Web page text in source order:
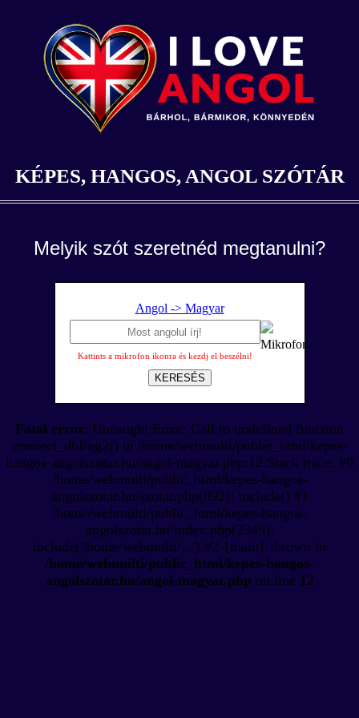
KÉPES, HANGOS, ANGOL SZÓTÁR
Melyik szót szeretnéd megtanulni?
Angol -> Magyar
Kattints a mikrofon ikonra és kezdj el beszélni!
KERESÉS
Fatal error: Uncaught Error: Call to undefined function
connect_dbEng2() in /home/webmulti/public_html/kepes-
hangos-angolszotar.hu/angol-magyar.php:12 Stack trace: #0
/home/webmulti/public_html/kepes-hangos-
angolszotar.hu/szotar.php(892): include() #1
/home/webmulti/public_html/kepes-hangos-
angolszotar.hu/index.php(2349):
include('/home/webmulti/...') #2 {main} thrown in
/home/webmulti/public_html/kepes-hangos-
angolszotar.hu/angol-magyar.php on line 12